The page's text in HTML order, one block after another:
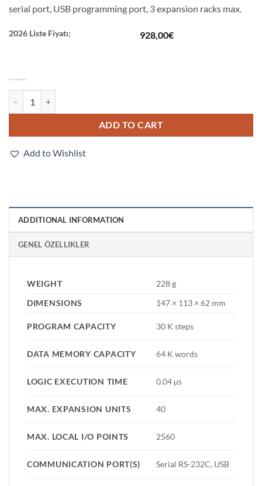
serial port, USB programming port, 3 expansion racks max.
2026 Liste Fiyatı; 928,00€
ADD TO CART
Add to Wishlist
ADDITIONAL INFORMATION
GENEL ÖZELLIKLER
WEIGHT
228 g
DIMENSIONS
147 × 113 × 62 mm
PROGRAM CAPACITY 30 K steps
DATA MEMORY CAPACITY 64 K words
LOGIC EXECUTION TIME 0.04 µs
MAX. EXPANSION UNITS 40
MAX. LOCAL I/O POINTS 2560
COMMUNICATION PORT(S) Serial RS-232C, USB